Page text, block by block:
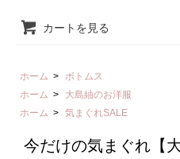
カートを見る
ホーム > ボトムス
ホーム >
大島紬のお洋服
ホーム > 気まぐれSALE
今だけの気まぐれ【